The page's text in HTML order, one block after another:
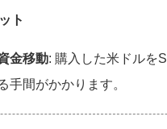
ト
金移動: 購入した米ドルを
手間がかかります。